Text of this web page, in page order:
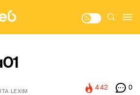
LEXIM
442 0